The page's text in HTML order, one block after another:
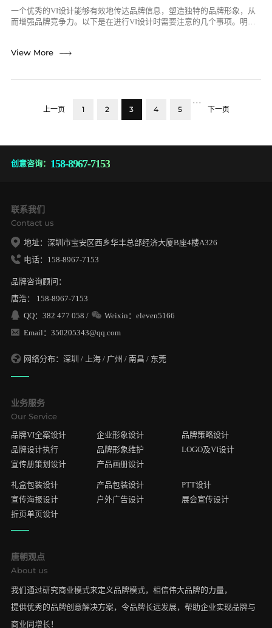
一个优秀的VI设计能够有效地传达品牌信息，塑造独特的品牌形象，从
而增强品牌竞争力。以下是在进行VI设计时需要注意的几个事项。明确
View More
上一页 1 2 3 4 5
···
下一页
创意咨询： 158-8967-7153
联系我们
Contact us
地址：深圳市宝安区西乡华丰总部经济大厦B座4楼A326
电话：158-8967-7153
品牌咨询顾问：
唐浩： 158-8967-7153
QQ：382 477 058 /
Weixin：eleven5166
Email：350205343@qq.com
网络分布：深圳 / 上海 / 广州 / 南昌 / 东莞
业务服务
Our Service
品牌VI全案设计 企业形象设计
品牌策略设计
品牌设计执行
品牌形象维护
LOGO及VI设计
宣传册策划设计
产品画册设计
礼盒包装设计 产品包装设计
PTT设计
宣传海报设计
户外广告设计
展会宣传设计
折页单页设计
唐朝观点
About us
我们通过研究商业模式来定义品牌模式，相信伟大品牌的力量，
提供优秀的品牌创意解决方案，令品牌长远发展，帮助企业实现品牌与
商业同增长！